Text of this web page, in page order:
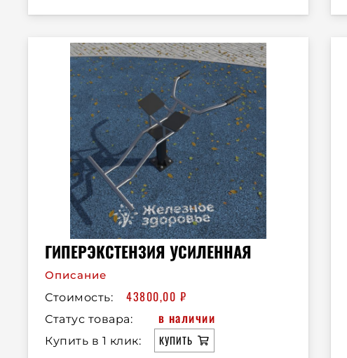
ГИПЕРЭКСТЕНЗИЯ УСИЛЕННАЯ
Описание
Стоимость:
43800,00 ₽
Статус товара: в наличии
Купить в 1 клик: КУПИТЬ